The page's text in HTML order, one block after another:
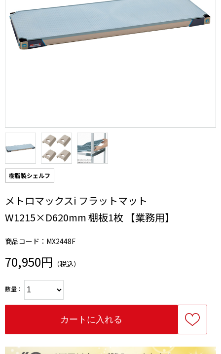
樹脂製シェルフ
メトロマックスi フラットマット
W1215×D620mm 棚板1枚 【業務用】
商品コード：MX2448F
70,950円 （税込）
数量：